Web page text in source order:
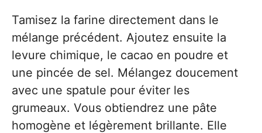
Tamisez la farine directement dans le
mélange précédent. Ajoutez ensuite la
levure chimique, le cacao en poudre et
une pincée de sel. Mélangez doucement
avec une spatule pour éviter les
grumeaux. Vous obtiendrez une pâte
homogène et légèrement brillante. Elle